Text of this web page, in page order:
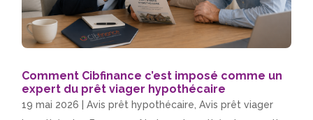
Comment Cibfinance c’est imposé comme un
expert du prêt viager hypothécaire
19 mai 2026 |Avis prêt hypothécaire ,Avis prêt viager